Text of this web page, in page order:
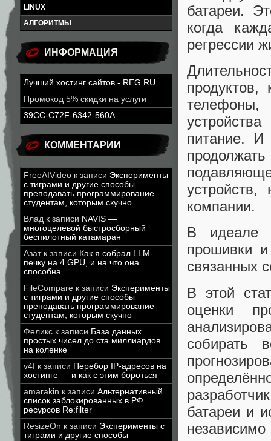
LINUX
АЛГОРИТМЫ
ИНФОРМАЦИЯ
Лучший хостинг сайтов - REG.RU
Промокод 5% скидки на услуги
39CC-C72F-6342-560A
КОММЕНТАРИИ
FreeAIVideo к записи Эксперименты
с тиграми и другие способы
преподавать программирование
студентам, которым скучно
Влад к записи NAVIS —
многоцелевой быстросборный
беспилотный катамаран
Азатк записи Как я собрал LLM-
печку на 4 GPU, и на что она
способна
FileCompare к записи Эксперименты
с тиграми и другие способы
преподавать программирование
студентам, которым скучно
Феликс к записи База данных
простых чисел до ста миллиардов
на коленке
v4f к записи Перебор IP-адресов на
хостинге — и как с этим бороться
amarakin к записи Альтернативный
список заблокированных в РФ
ресурсов Re:filter
ResizeOn к записи Эксперименты с
тиграми и другие способы
батареи.
когда
регрессии
питание. И
компании.
В идеале
прошивки
связанных
В этой
оценки
собирать
батареи и